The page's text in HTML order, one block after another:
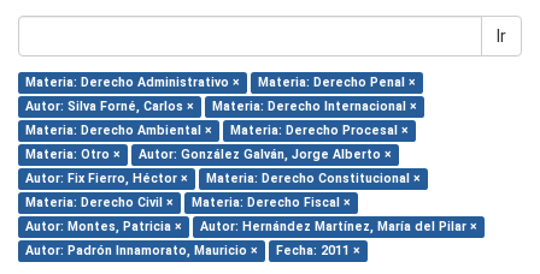
Ir
Materia: Derecho Administrativo ×
Materia: Derecho Penal ×
Autor: Silva Forné, Carlos ×
Materia: Derecho Internacional ×
Materia: Derecho Ambiental ×
Materia: Derecho Procesal ×
Materia: Otro ×
Autor: González Galván, Jorge Alberto ×
Autor: Fix Fierro, Héctor ×
Materia: Derecho Constitucional ×
Materia: Derecho Civil ×
Materia: Derecho Fiscal ×
Autor: Montes, Patricia ×
Autor: Hernández Martínez, María del Pilar ×
Autor: Padrón Innamorato, Mauricio ×
Fecha: 2011 ×